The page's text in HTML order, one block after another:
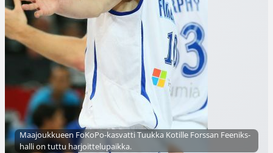
Maajoukkueen FoKoPo-kasvatti Tuukka Kotille Forssan Feeniks-
halli on tuttu harjoittelupaikka.